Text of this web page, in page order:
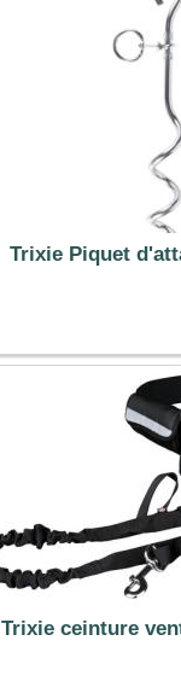
Trixie Piquet
Trixie ceinture